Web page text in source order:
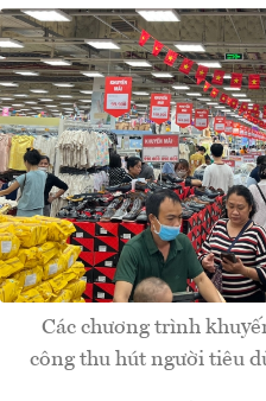
Các chương trình
công thu hút người tiêu